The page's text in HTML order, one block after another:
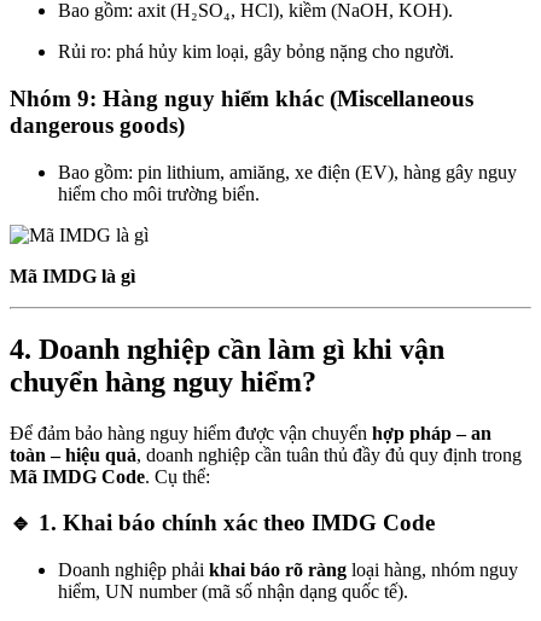
Bao gồm: axit (H₂SO₄, HCl), kiềm (NaOH, KOH).
Rủi ro: phá hủy kim loại, gây bỏng nặng cho người.
Nhóm 9: Hàng nguy hiểm khác (Miscellaneous
dangerous goods)
Bao gồm: pin lithium, amiăng, xe điện (EV), hàng gây nguy
hiểm cho môi trường biển.
Mã IMDG là gì
4. Doanh nghiệp cần làm gì khi vận
chuyển hàng nguy hiểm?
Để đảm bảo hàng nguy hiểm được vận chuyển hợp pháp – an
toàn – hiệu quả, doanh nghiệp cần tuân thủ đầy đủ quy định trong
Mã IMDG Code. Cụ thể:
🔹 1. Khai báo chính xác theo IMDG Code
Doanh nghiệp phải khai báo rõ ràng loại hàng, nhóm nguy
hiểm, UN number (mã số nhận dạng quốc tế).